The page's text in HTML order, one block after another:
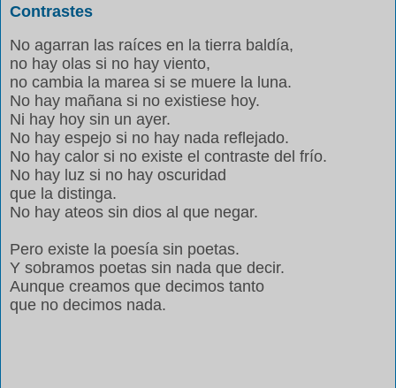
Contrastes
No agarran las raíces en la tierra baldía,
no hay olas si no hay viento,
no cambia la marea si se muere la luna.
No hay mañana si no existiese hoy.
Ni hay hoy sin un ayer.
No hay espejo si no hay nada reflejado.
No hay calor si no existe el contraste del frío.
No hay luz si no hay oscuridad
que la distinga.
No hay ateos sin dios al que negar.
Pero existe la poesía sin poetas.
Y sobramos poetas sin nada que decir.
Aunque creamos que decimos tanto
que no decimos nada.